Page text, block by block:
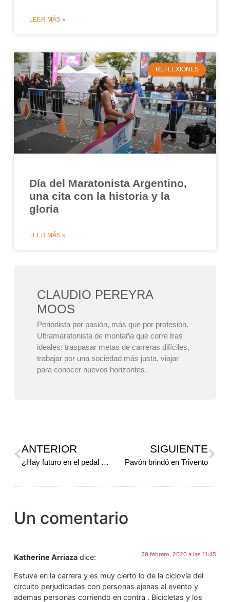
LEER MÁS »
REFLEXIONES
Día del Maratonista Argentino,
una cita con la historia y la
gloria
LEER MÁS »
CLAUDIO PEREYRA
MOOS
Periodista por pasión, más que por profesión.
Ultramaratonista de montaña que corre tras
ideales: traspasar metas de carreras difíciles,
trabajar por una sociedad más justa, viajar
para conocer nuevos horizontes.
ANTERIOR
¿Hay futuro en el pedal mendocino?
SIGUIENTE
Pavón brindó en Trivento
Un comentario
Katherine Arriaza dice: 29 febrero, 2020 a las 11:45
Estuve en la carrera y es muy cierto lo de la ciclovía del
circuito perjudicadas con personas ajenas al evento y
ademas personas corriendo en contra . Bicicletas y los